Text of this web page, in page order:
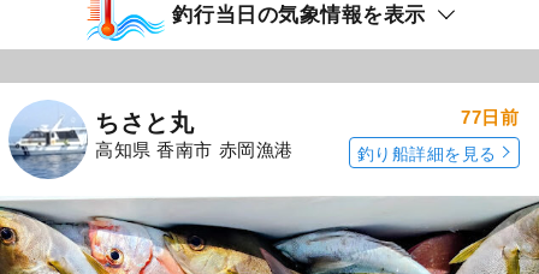
釣行当日の気象情報を表示
ちさと丸
高知県 香南市 赤岡漁港
77日前
釣り船詳細を見る